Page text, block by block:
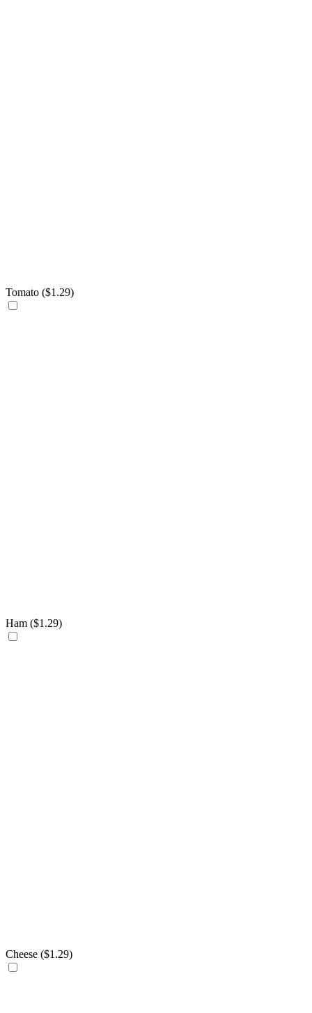
Tomato ($1.29)
Ham ($1.29)
Cheese ($1.29)